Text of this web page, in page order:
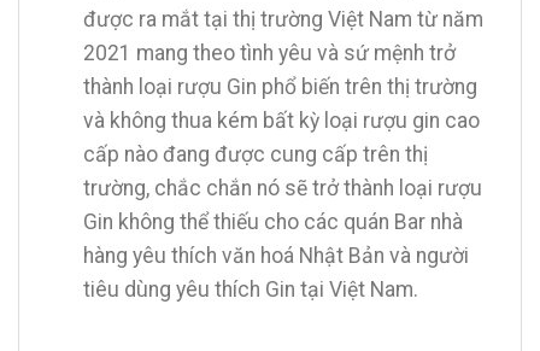
được ra mắt tại thị trường Việt Nam từ năm
2021 mang theo tình yêu và sứ mệnh trở
thành loại rượu Gin phổ biến trên thị trường
và không thua kém bất kỳ loại rượu gin cao
cấp nào đang được cung cấp trên thị
trường, chắc chắn nó sẽ trở thành loại rượu
Gin không thể thiếu cho các quán Bar nhà
hàng yêu thích văn hoá Nhật Bản và người
tiêu dùng yêu thích Gin tại Việt Nam.